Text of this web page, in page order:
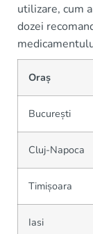
utilizare, cum
dozei
Oraș
București
Cluj-Napoca
Timișoara
Iasi